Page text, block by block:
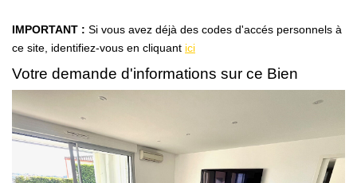
Nos Actualités
Avis Clients
EN
IMPORTANT : Si vous avez déjà des codes d'accés personnels à
ce site, identifiez-vous en cliquant ici
Votre demande d'informations sur ce Bien